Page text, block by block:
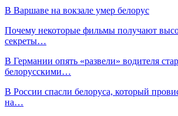
В Варшаве на вокзале умер белорус
Почему некоторые фильмы получают
секреты…
В Германии опять «развели» водителя
белорусскими…
В России спасли белоруса, который
на…